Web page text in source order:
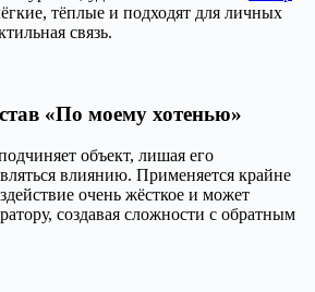
тёплые и подходят для личных
связь.
«По моему хотенью»
объект, лишая его
влиянию. Применяется крайне
очень жёсткое и может
создавая сложности с обратным